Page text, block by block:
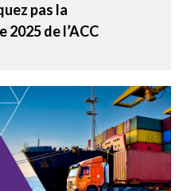
pas la
de l’ACC